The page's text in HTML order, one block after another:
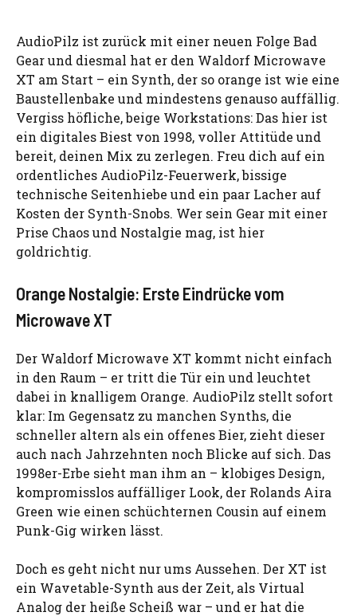
AudioPilz ist zurück mit einer neuen Folge Bad
Gear und diesmal hat er den Waldorf Microwave
XT am Start – ein Synth, der so orange ist wie eine
Baustellenbake und mindestens genauso auffällig.
Vergiss höfliche, beige Workstations: Das hier ist
ein digitales Biest von 1998, voller Attitüde und
bereit, deinen Mix zu zerlegen. Freu dich auf ein
ordentliches AudioPilz-Feuerwerk, bissige
technische Seitenhiebe und ein paar Lacher auf
Kosten der Synth-Snobs. Wer sein Gear mit einer
Prise Chaos und Nostalgie mag, ist hier
goldrichtig.
Orange Nostalgie: Erste Eindrücke vom
Microwave XT
Der Waldorf Microwave XT kommt nicht einfach
in den Raum – er tritt die Tür ein und leuchtet
dabei in knalligem Orange. AudioPilz stellt sofort
klar: Im Gegensatz zu manchen Synths, die
schneller altern als ein offenes Bier, zieht dieser
auch nach Jahrzehnten noch Blicke auf sich. Das
1998er-Erbe sieht man ihm an – klobiges Design,
kompromisslos auffälliger Look, der Rolands Aira
Green wie einen schüchternen Cousin auf einem
Punk-Gig wirken lässt.
Doch es geht nicht nur ums Aussehen. Der XT ist
ein Wavetable-Synth aus der Zeit, als Virtual
Analog der heiße Scheiß war – und er hat die